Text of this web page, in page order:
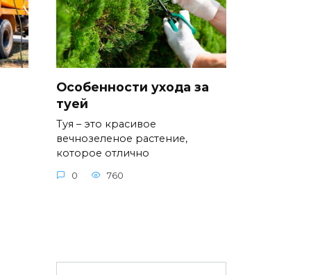
Особенности ухода за
туей
Туя – это красивое
вечнозеленое растение,
которое отлично
0 760